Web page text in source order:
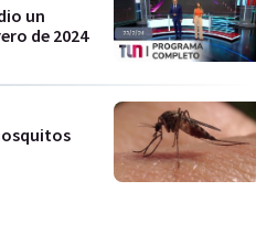
un
de 2024